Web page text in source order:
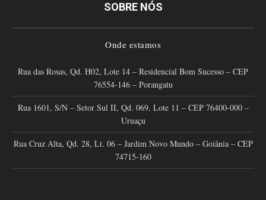
SOBRE NÓS
Onde estamos
Rua das Rosas, Qd. H02, Lote 14 – Residencial Bom Sucesso – CEP
76554-146 – Porangatu
Rua 1601, S/N – Setor Sul II, Qd. 069, Lote 11 – CEP 76400-000 –
Uruaçu
Rua Cruz Alta, Qd. 28, Lt. 06 – Jardim Novo Mundo – Goiânia – CEP
74715-160